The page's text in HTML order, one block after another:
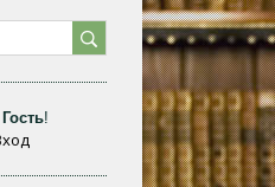
Гость!